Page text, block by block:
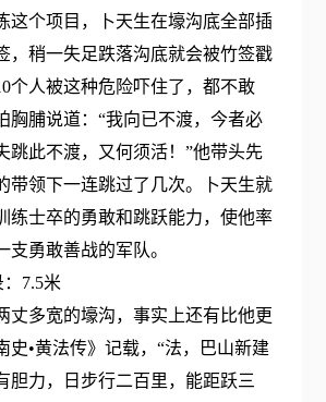
这个项目，卜天生在壕沟底全部插
，稍一失足跌落沟底就会被竹签戳
个人被这种危险吓住了，都不敢
胸脯说道：“我向已不渡，今者必
跳此不渡，又何须活！”他带头先
带领下一连跳过了几次。卜天生就
练士卒的勇敢和跳跃能力，使他率
支勇敢善战的军队。
7.5米
丈多宽的壕沟，事实上还有比他更
史•黄法传》记载，“法，巴山新建
胆力，日步行二百里，能距跃三